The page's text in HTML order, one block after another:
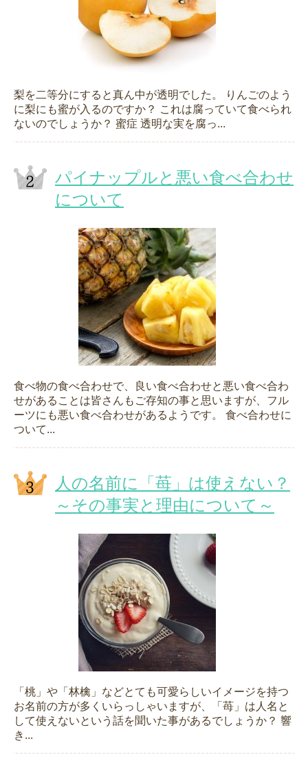
梨を二等分にすると真ん中が透明でした。 りんごのよう
に梨にも蜜が入るのですか？ これは腐っていて食べられ
ないのでしょうか？ 蜜症 透明な実を腐っ...
パイナップルと悪い食べ合わせ
について
食べ物の食べ合わせで、良い食べ合わせと悪い食べ合わ
せがあることは皆さんもご存知の事と思いますが、フル
ーツにも悪い食べ合わせがあるようです。 食べ合わせに
ついて...
人の名前に「苺」は使えない？
～その事実と理由について～
「桃」や「林檎」などとても可愛らしいイメージを持つ
お名前の方が多くいらっしゃいますが、「苺」は人名と
して使えないという話を聞いた事があるでしょうか？ 響
き...